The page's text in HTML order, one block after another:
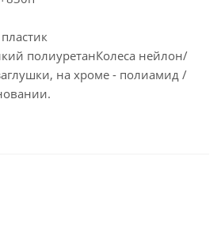
полиуретанКолеса нейлон/
на хроме - полиамид /